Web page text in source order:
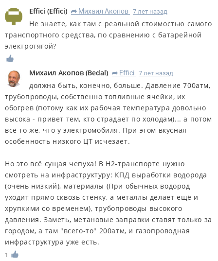
Effici (Effici) R Михаил Акопов 7 лет назад
Не знаете, как там с реальной стоимостью самого
транспортного средства, по сравнению с батарейной
электротягой?
Михаил Акопов (Bedal) R Effici 7 лет назад
должна быть, конечно, больше. Давление 700атм,
трубопроводы, собственно топливные ячейки, их
обогрев (потому как их рабочая температура довольно
высока - привет тем, кто страдает по холодам)... а потом
всё то же, что у электромобиля. При этом вкусная
особенность низкого ЦТ исчезает.
Но это всё сущая чепуха! В Н2-транспорте нужно
смотреть на инфраструктуру: КПД выработки водорода
(очень низкий), материалы (При обычных водород
уходит прямо сквозь стенку, а металлы делает ещё и
хрупкими со временем), трубопроводы высокого
давления. Заметь, метановые заправки ставят только за
городом, а там "всего-то" 200атм, и газопроводная
инфраструктура уже есть.
1